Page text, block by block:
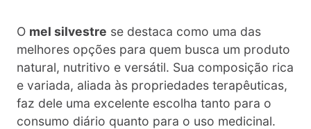
O mel silvestre se destaca como uma das
melhores opções para quem busca um produto
natural, nutritivo e versátil. Sua composição rica
e variada, aliada às propriedades terapêuticas,
faz dele uma excelente escolha tanto para o
consumo diário quanto para o uso medicinal.